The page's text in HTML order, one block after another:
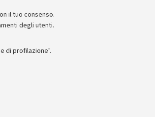
il tuo consenso.
degli utenti.
di profilazione".
sul sito e accessibilità
e note legali